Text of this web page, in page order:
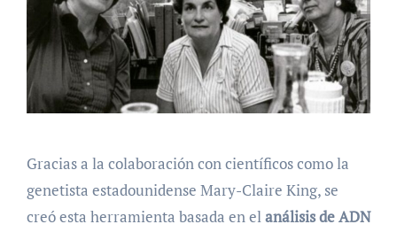
Gracias a la colaboración con científicos como la
genetista estadounidense Mary-Claire King, se
creó esta herramienta basada en elanálisis de ADN